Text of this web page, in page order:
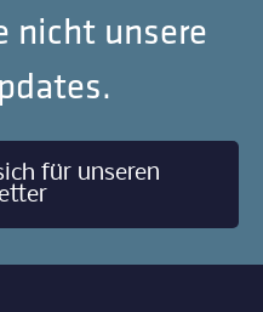
nicht unsere
für unseren